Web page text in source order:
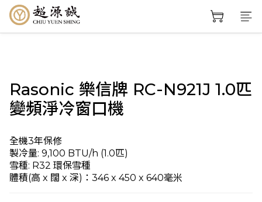
Rasonic 樂信牌 RC-N921J 1.0匹
變頻淨冷窗口機
全機3年保修
製冷量: 9,100 BTU/h (1.0匹)
雪種: R32 環保雪種
體積(高 x 闊 x 深)：346 x 450 x 640毫米